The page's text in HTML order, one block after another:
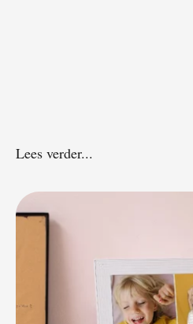
Lees verder...